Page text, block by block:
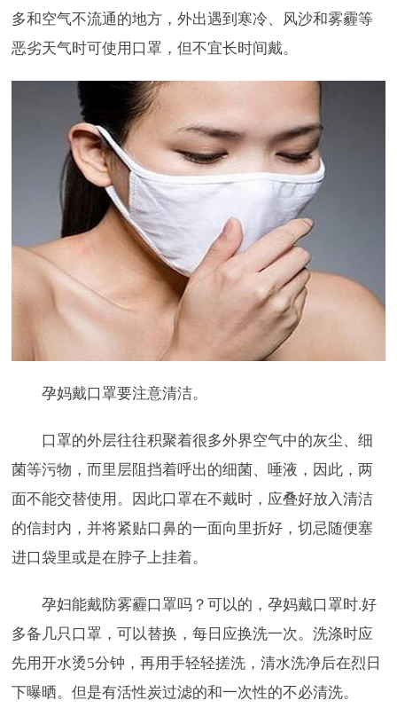
多和空气不流通的地方，外出遇到寒冷、风沙和雾霾等
恶劣天气时可使用口罩，但不宜长时间戴。
孕妈戴口罩要注意清洁。
口罩的外层往往积聚着很多外界空气中的灰尘、细
菌等污物，而里层阻挡着呼出的细菌、唾液，因此，两
面不能交替使用。因此口罩在不戴时，应叠好放入清洁
的信封内，并将紧贴口鼻的一面向里折好，切忌随便塞
进口袋里或是在脖子上挂着。
孕妇能戴防雾霾口罩吗？可以的，孕妈戴口罩时.好
多备几只口罩，可以替换，每日应换洗一次。洗涤时应
先用开水烫5分钟，再用手轻轻搓洗，清水洗净后在烈日
下曝晒。但是有活性炭过滤的和一次性的不必清洗。